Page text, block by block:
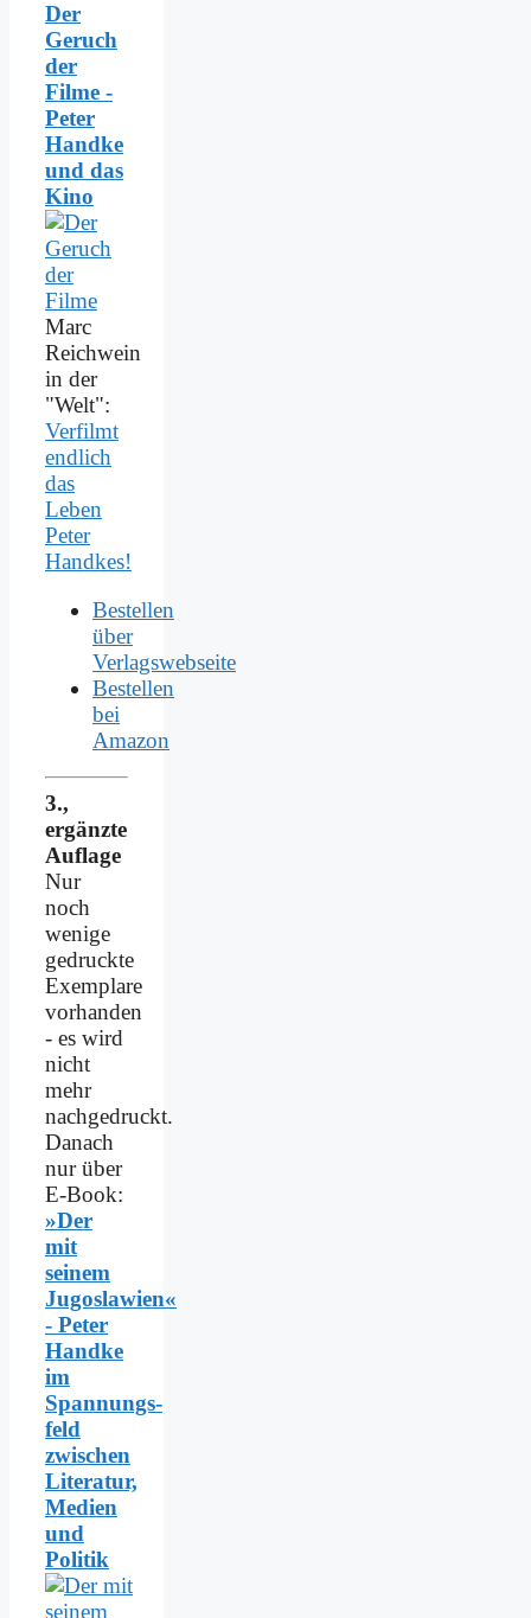
Der
Geruch
der
Filme -
Peter
Handke
und das
Kino
Marc
Reichwein
in der
"Welt":
Verfilmt
endlich
das
Leben
Peter
Handkes!
Bestellen
über
Verlagswebseite
Bestellen
bei
Amazon
3.,
ergänzte
Auflage
Nur
noch
wenige
gedruckte
Exemplare
vorhanden
- es wird
nicht
mehr
nachgedruckt.
Danach
nur über
E-Book:
»Der
mit
seinem
Jugoslawien«
- Peter
Handke
im
Spannungs­
feld
zwischen
Literatur,
Medien
und
Politik